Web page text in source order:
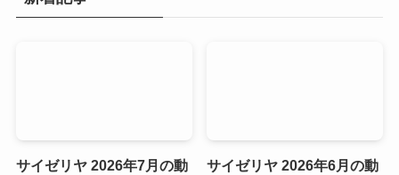
サイゼリヤ 2026年7月の動
サイゼリヤ 2026年6月の動